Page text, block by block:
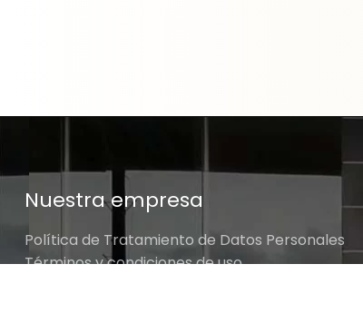
Nuestra empresa
Política de Tratamiento de Datos Personales
Términos y condiciones de uso